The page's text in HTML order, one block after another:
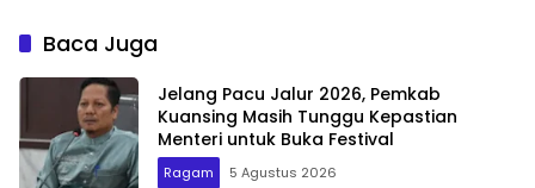
Baca Juga
Jelang Pacu Jalur 2026, Pemkab
Kuansing Masih Tunggu Kepastian
Menteri untuk Buka Festival
Ragam 5 Agustus 2026